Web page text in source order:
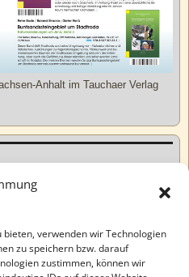
verwenden wir Technologien
zu speichern bzw. darauf
zustimmen, können wir
Anhalt im Tauchaer Verlag